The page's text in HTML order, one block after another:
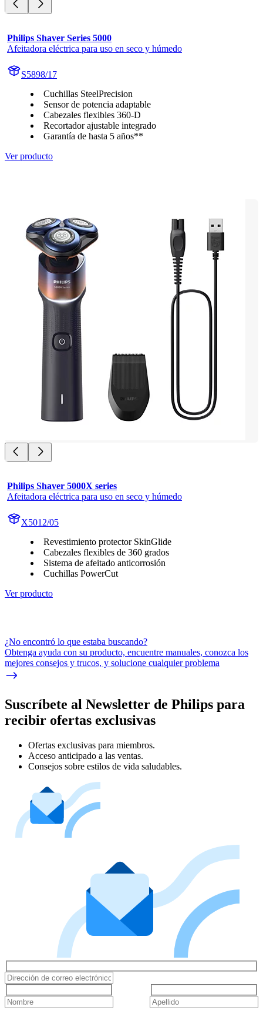
Philips Shaver Series 5000
Afeitadora eléctrica para uso en seco y húmedo
S5898/17
Cuchillas SteelPrecision
Sensor de potencia adaptable
Cabezales flexibles 360-D
Recortador ajustable integrado
Garantía de hasta 5 años**
Ver producto
Philips Shaver 5000X series
Afeitadora eléctrica para uso en seco y húmedo
X5012/05
Revestimiento protector SkinGlide
Cabezales flexibles de 360 grados
Sistema de afeitado anticorrosión
Cuchillas PowerCut
Ver producto
¿No encontró lo que estaba buscando?
Obtenga ayuda con su producto, encuentre manuales, conozca los
mejores consejos y trucos, y solucione cualquier problema
Suscríbete al Newsletter de Philips para
recibir ofertas exclusivas
Ofertas exclusivas para miembros.
Acceso anticipado a las ventas.
Consejos sobre estilos de vida saludables.